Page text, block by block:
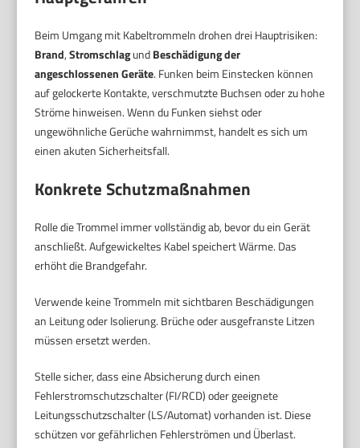
Beim Umgang mit Kabeltrommeln drohen drei Hauptrisiken:
Brand,StromschlagundBeschädigung der
angeschlossenen Geräte. Funken beim Einstecken können
auf gelockerte Kontakte, verschmutzte Buchsen oder zu hohe
Ströme hinweisen. Wenn du Funken siehst oder
ungewöhnliche Gerüche wahrnimmst, handelt es sich um
einen akuten Sicherheitsfall.
Konkrete Schutzmaßnahmen
Rolle die Trommel immer vollständig ab, bevor du ein Gerät
anschließt. Aufgewickeltes Kabel speichert Wärme. Das
erhöht die Brandgefahr.
Verwende keine Trommeln mit sichtbaren Beschädigungen
an Leitung oder Isolierung. Brüche oder ausgefranste Litzen
müssen ersetzt werden.
Stelle sicher, dass eine Absicherung durch einen
Fehlerstromschutzschalter (FI/RCD) oder geeignete
Leitungsschutzschalter (LS/Automat) vorhanden ist. Diese
schützen vor gefährlichen Fehlerströmen und Überlast.